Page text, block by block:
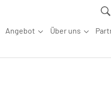
for "Aus-/Fortbildung"
Angebot
Submenu for
Über uns